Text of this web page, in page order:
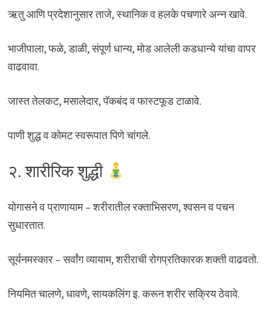
ऋतु आणि प्रदेशानुसार ताजे, स्थानिक व हलके पचणारे अन्न खावे.
भाजीपाला, फळे, डाळी, संपूर्ण धान्य, मोड आलेली कडधान्ये यांचा वापर
वाढवावा.
जास्त तेलकट, मसालेदार, पॅकबंद व फास्टफूड टाळावे.
पाणी शुद्ध व कोमट स्वरूपात पिणे चांगले.
२. शारीरिक शुद्धी
योगासने व प्राणायाम – शरीरातील रक्ताभिसरण, श्वसन व पचन
सुधारतात.
सूर्यनमस्कार – सर्वांग व्यायाम, शरीराची रोगप्रतिकारक शक्ती वाढवतो.
नियमित चालणे, धावणे, सायकलिंग इ. करून शरीर सक्रिय ठेवावे.